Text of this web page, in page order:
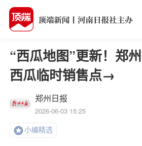
“西瓜地图”更新！郑
西瓜临时销售点→
郑州日报
2026-06-03 15:25
小编精选